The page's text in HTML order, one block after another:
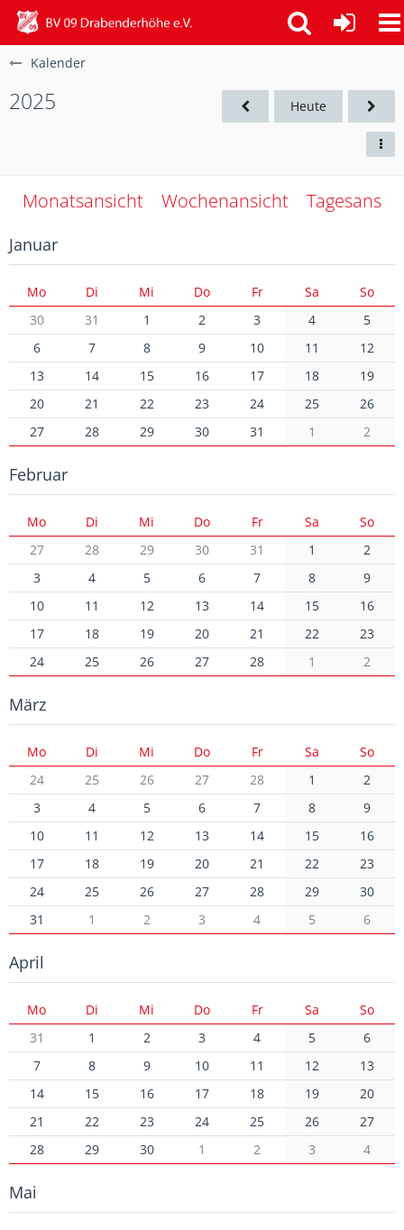
Kalender
2025 Heute
Monatsansicht Wochenansicht
Januar
Mo Di Mi Do Fr Sa
So
30
31 1 2 3 4
5
6
7 8 9 10 11
12
13
14 15 16 17 18
19
20
21 22 23 24 25
26
27
28 29 30 31 1 2
Februar
Mo Di Mi Do Fr Sa
So
27
28 29 30 31 1
2
3
4 5 6 7 8
9
10
11 12 13 14 15
16
17
18 19 20 21 22
23
24
25 26 27 28 1 2
März
Mo Di Mi Do Fr Sa
So
24
25 26 27 28 1
2
3
4 5 6 7 8
9
10
11 12 13 14 15
16
17
18 19 20 21 22
23
24
25 26 27 28 29
30
31
1 2 3 4 5 6
April
Mo Di Mi Do Fr Sa
So
31
1 2 3 4 5
6
7
8 9 10 11 12
13
14
15 16 17 18 19
20
21
22 23 24 25 26
27
28
29 30 1 2 3 4
Mai